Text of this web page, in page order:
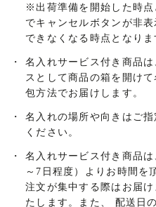
※出荷準備を開始した時
でキャンセルボタンが非
できなくなる時点となりま
・
名入れサービス付き商品
スとして商品の箱を開け
包方法でお届けします。
・
名入れの場所や向きはご
ください。
・
名入れサービス付き商品
～7日程度）よりお時間を
注文が集中する際はお届
たします。また、 配送日